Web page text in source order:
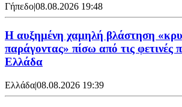
Γήπεδο|08.08.2026 19:48
Η αυξημένη χαμηλή βλάστηση
παράγοντας» πίσω από τις φετινές
Ελλάδα
Ελλάδα|08.08.2026 19:39